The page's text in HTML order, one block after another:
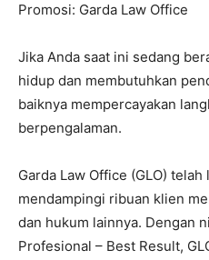
Promosi: Garda Law Office
Jika Anda saat ini sedang
hidup dan membutuhkan
baiknya mempercayakan
berpengalaman.
Garda Law Office (GLO)
mendampingi ribuan klien
dan hukum lainnya. Dengan
Profesional – Best Result,